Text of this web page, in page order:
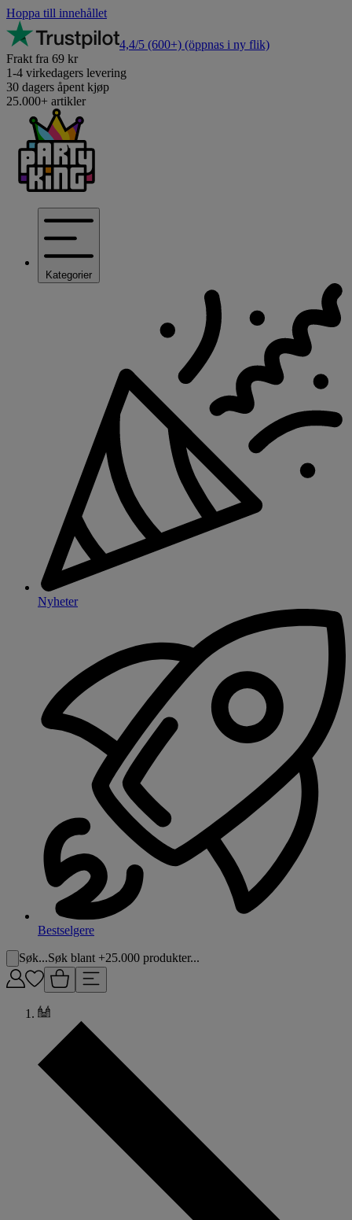
Hoppa till innehållet
4,4/5 (600+) (öppnas i ny flik)
Frakt fra 69 kr
1-4 virkedagers levering
30 dagers åpent kjøp
25.000+ artikler
Kategorier
Nyheter
Bestselgere
Søk...Søk blant +25.000 produkter...